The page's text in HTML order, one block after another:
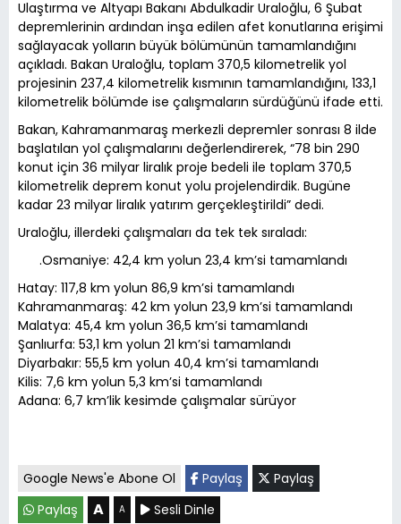
Ulaştırma ve Altyapı Bakanı Abdulkadir Uraloğlu, 6 Şubat
depremlerinin ardından inşa edilen afet konutlarına erişimi
sağlayacak yolların büyük bölümünün tamamlandığını
açıkladı. Bakan Uraloğlu, toplam 370,5 kilometrelik yol
projesinin 237,4 kilometrelik kısmının tamamlandığını, 133,1
kilometrelik bölümde ise çalışmaların sürdüğünü ifade etti.
Bakan, Kahramanmaraş merkezli depremler sonrası 8 ilde
başlatılan yol çalışmalarını değerlendirerek, “78 bin 290
konut için 36 milyar liralık proje bedeli ile toplam 370,5
kilometrelik deprem konut yolu projelendirdik. Bugüne
kadar 23 milyar liralık yatırım gerçekleştirildi” dedi.
Uraloğlu, illerdeki çalışmaları da tek tek sıraladı:
.Osmaniye: 42,4 km yolun 23,4 km’si tamamlandı
Hatay: 117,8 km yolun 86,9 km’si tamamlandı
Kahramanmaraş: 42 km yolun 23,9 km’si tamamlandı
Malatya: 45,4 km yolun 36,5 km’si tamamlandı
Şanlıurfa: 53,1 km yolun 21 km’si tamamlandı
Diyarbakır: 55,5 km yolun 40,4 km’si tamamlandı
Kilis: 7,6 km yolun 5,3 km’si tamamlandı
Adana: 6,7 km’lik kesimde çalışmalar sürüyor
Google News'e Abone Ol Paylaş
Paylaş
Paylaş
A A Sesli Dinle